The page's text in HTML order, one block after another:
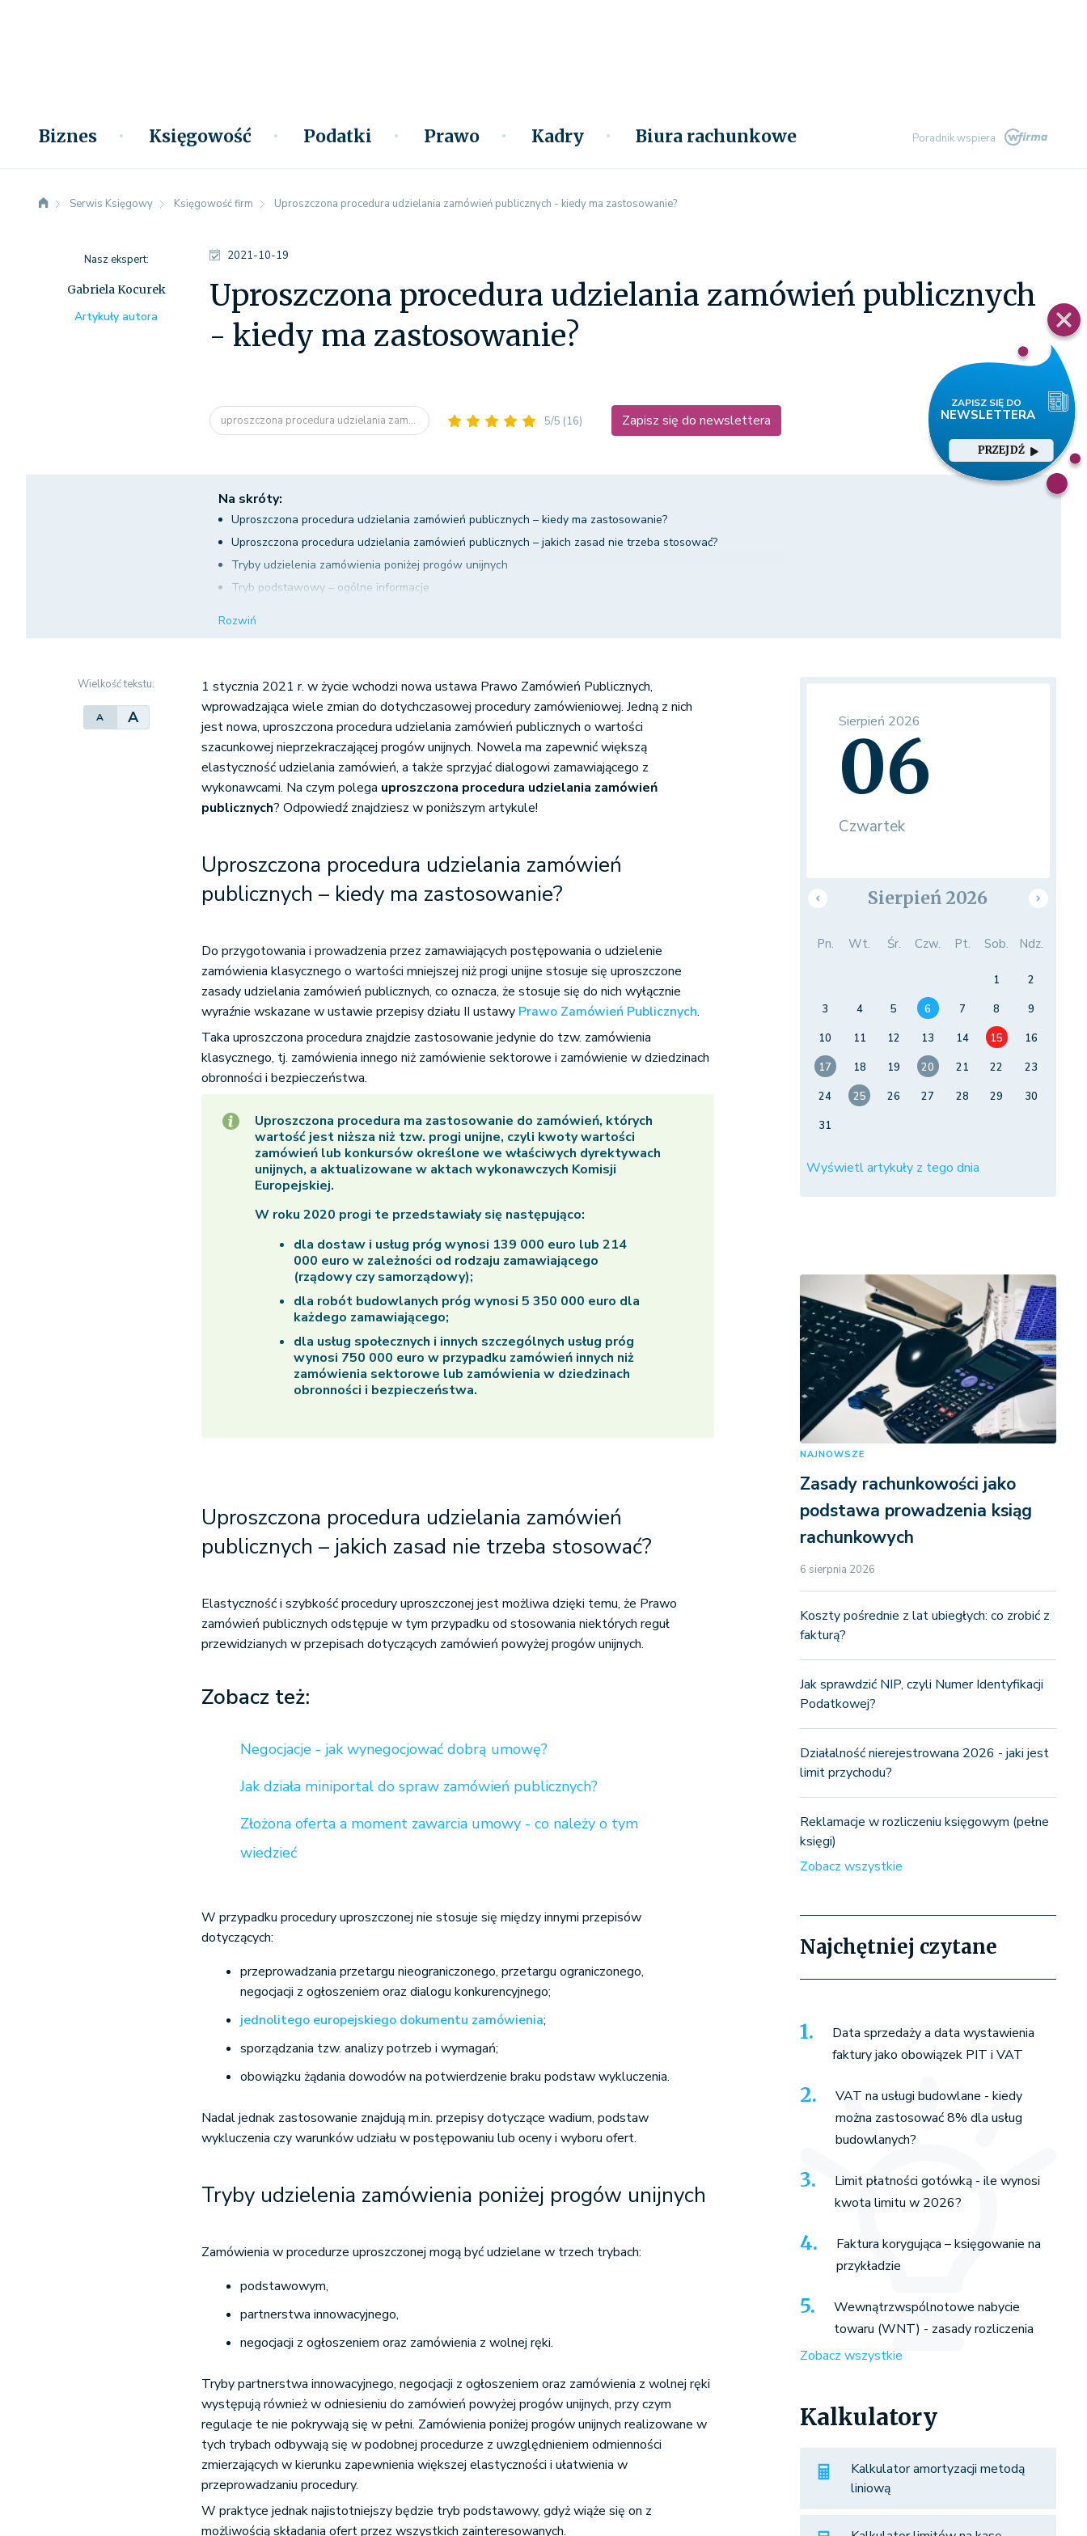
Biznes Księgowość Podatki Prawo Kadry Biura rachunkowe Poradnik wspiera
PRZEJDŹ
Serwis Księgowy Księgowość firm Uproszczona procedura udzielania zamówień publicznych - kiedy ma zastosowanie?
2021-10-19
Uproszczona procedura udzielania zamówień publicznych
- kiedy ma zastosowanie?
uproszczona procedura udzielania zam... 5/5 (16) Zapisz się do newslettera
Nasz ekspert:
Gabriela Kocurek
Artykuły autora
Na skróty:
Uproszczona procedura udzielania zamówień publicznych – kiedy ma zastosowanie?
Uproszczona procedura udzielania zamówień publicznych – jakich zasad nie trzeba stosować?
Tryby udzielenia zamówienia poniżej progów unijnych
Tryb podstawowy – ogólne informacje
Zamówienia bagatelne w procedurze uproszczonej
Rozwiń
Wielkość tekstu:
A A
1 stycznia 2021 r. w życie wchodzi nowa ustawa Prawo Zamówień Publicznych,
wprowadzająca wiele zmian do dotychczasowej procedury zamówieniowej. Jedną z nich
jest nowa, uproszczona procedura udzielania zamówień publicznych o wartości
szacunkowej nieprzekraczającej progów unijnych. Nowela ma zapewnić większą
elastyczność udzielania zamówień, a także sprzyjać dialogowi zamawiającego z
wykonawcami. Na czym polega uproszczona procedura udzielania zamówień
publicznych? Odpowiedź znajdziesz w poniższym artykule!
Uproszczona procedura udzielania zamówień
publicznych – kiedy ma zastosowanie?
Do przygotowania i prowadzenia przez zamawiających postępowania o udzielenie
zamówienia klasycznego o wartości mniejszej niż progi unijne stosuje się uproszczone
zasady udzielania zamówień publicznych, co oznacza, że stosuje się do nich wyłącznie
wyraźnie wskazane w ustawie przepisy działu II ustawy Prawo Zamówień Publicznych.
Taka uproszczona procedura znajdzie zastosowanie jedynie do tzw. zamówienia
klasycznego, tj. zamówienia innego niż zamówienie sektorowe i zamówienie w dziedzinach
obronności i bezpieczeństwa.
Uproszczona procedura ma zastosowanie do zamówień, których
wartość jest niższa niż tzw. progi unijne, czyli kwoty wartości
zamówień lub konkursów określone we właściwych dyrektywach
unijnych, a aktualizowane w aktach wykonawczych Komisji
Europejskiej.
W roku 2020 progi te przedstawiały się następująco:
dla dostaw i usług próg wynosi 139 000 euro lub 214
000 euro w zależności od rodzaju zamawiającego
(rządowy czy samorządowy);
dla robót budowlanych próg wynosi 5 350 000 euro dla
każdego zamawiającego;
dla usług społecznych i innych szczególnych usług próg
wynosi 750 000 euro w przypadku zamówień innych niż
zamówienia sektorowe lub zamówienia w dziedzinach
obronności i bezpieczeństwa.
Uproszczona procedura udzielania zamówień
publicznych – jakich zasad nie trzeba stosować?
Elastyczność i szybkość procedury uproszczonej jest możliwa dzięki temu, że Prawo
zamówień publicznych odstępuje w tym przypadku od stosowania niektórych reguł
przewidzianych w przepisach dotyczących zamówień powyżej progów unijnych.
Zobacz też:
Negocjacje - jak wynegocjować dobrą umowę?
Jak działa miniportal do spraw zamówień publicznych?
Złożona oferta a moment zawarcia umowy - co należy o tym
wiedzieć
W przypadku procedury uproszczonej nie stosuje się między innymi przepisów
dotyczących:
przeprowadzania przetargu nieograniczonego, przetargu ograniczonego,
negocjacji z ogłoszeniem oraz dialogu konkurencyjnego;
jednolitego europejskiego dokumentu zamówienia;
sporządzania tzw. analizy potrzeb i wymagań;
obowiązku żądania dowodów na potwierdzenie braku podstaw wykluczenia.
Nadal jednak zastosowanie znajdują m.in. przepisy dotyczące wadium, podstaw
wykluczenia czy warunków udziału w postępowaniu lub oceny i wyboru ofert.
Tryby udzielenia zamówienia poniżej progów unijnych
Zamówienia w procedurze uproszczonej mogą być udzielane w trzech trybach:
podstawowym,
partnerstwa innowacyjnego,
negocjacji z ogłoszeniem oraz zamówienia z wolnej ręki.
Tryby partnerstwa innowacyjnego, negocjacji z ogłoszeniem oraz zamówienia z wolnej ręki
występują również w odniesieniu do zamówień powyżej progów unijnych, przy czym
regulacje te nie pokrywają się w pełni. Zamówienia poniżej progów unijnych realizowane w
tych trybach odbywają się w podobnej procedurze z uwzględnieniem odmienności
zmierzających w kierunku zapewnienia większej elastyczności i ułatwienia w
przeprowadzaniu procedury.
W praktyce jednak najistotniejszy będzie tryb podstawowy, gdyż wiąże się on z
możliwością składania ofert przez wszystkich zainteresowanych.
Sierpień 2026
06
Czwartek
Sierpień 2026
Pn. Wt. Śr. Czw. Pt. Sob. Ndz.
1
2
3
4 5 6 7 8
9
10
11 12 13 14 15
16
17
18 19 20 21 22
23
24
25 26 27 28 29
30
31
Wyświetl artykuły z tego dnia
NAJNOWSZE
Zasady rachunkowości jako
podstawa prowadzenia ksiąg
rachunkowych
6 sierpnia 2026
Koszty pośrednie z lat ubiegłych: co zrobić z
fakturą?
Jak sprawdzić NIP, czyli Numer Identyfikacji
Podatkowej?
Działalność nierejestrowana 2026 - jaki jest
limit przychodu?
Reklamacje w rozliczeniu księgowym (pełne
księgi)
Zobacz wszystkie
Najchętniej czytane
Data sprzedaży a data wystawienia
faktury jako obowiązek PIT i VAT
VAT na usługi budowlane - kiedy
można zastosować 8% dla usług
budowlanych?
Limit płatności gotówką - ile wynosi
kwota limitu w 2026?
Faktura korygująca – księgowanie na
przykładzie
Wewnątrzwspólnotowe nabycie
towaru (WNT) - zasady rozliczenia
Zobacz wszystkie
Kalkulatory
Kalkulator amortyzacji metodą
liniową